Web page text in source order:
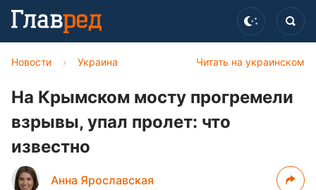
Читать на украинском
Новости › Украина
На Крымском мосту прогремели
взрывы, упал пролет: что
известно
Анна Ярославская